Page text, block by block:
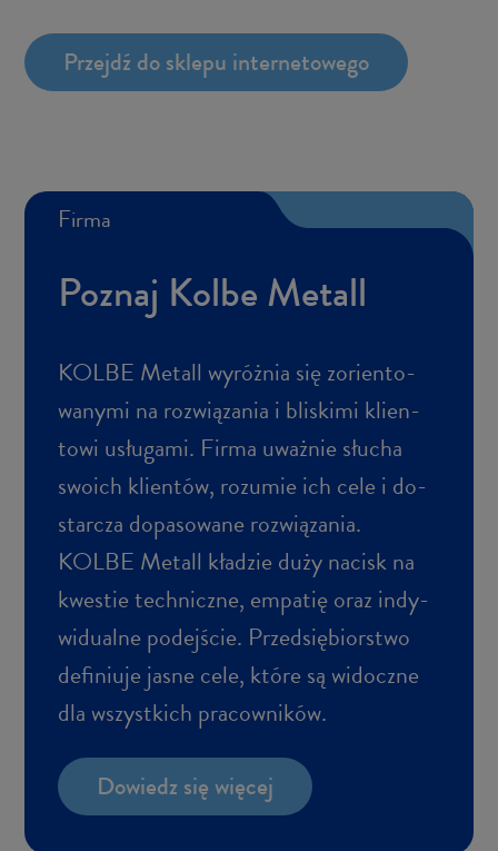
Przejdź do skle­pu in­ter­ne­to­we­go
Firma
Po­znaj Kolbe Me­tall
KOLBE Me­tall wy­róż­nia się zo­rien­to­
wa­ny­mi na roz­wią­za­nia i bli­ski­mi klien­
to­wi usłu­ga­mi. Firma uważ­nie słu­cha
swo­ich klien­tów, ro­zu­mie ich cele i do­
star­cza do­pa­so­wa­ne roz­wią­za­nia.
KOLBE Me­tall kła­dzie duży na­cisk na
kwe­stie tech­nicz­ne, em­pa­tię oraz in­dy­
wi­du­al­ne po­dej­ście. Przed­się­bior­stwo
de­fi­niu­je jasne cele, które są wi­docz­ne
dla wszyst­kich pra­cow­ni­ków.
Do­wiedz się wię­cej